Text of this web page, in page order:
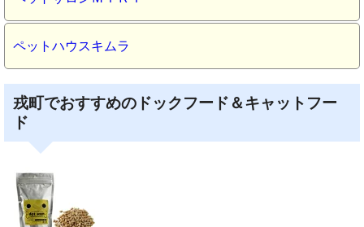
ペットハウスキムラ
戎町でおすすめのドックフード＆キャットフー
ド